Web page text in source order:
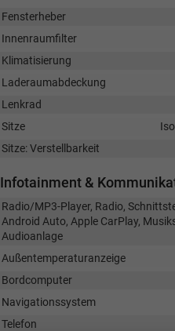
Fensterheber
Innenraumfilter
Klimatisierung
Laderaumabdeckung
Lenkrad
Sitze
Sitze: Verstellbarkeit
Infotainment &
Radio/MP3-Player, Radio,
Android Auto, Apple CarPlay,
Audioanlage
Außentemperaturanzeige
Bordcomputer
Navigationssystem
Telefon